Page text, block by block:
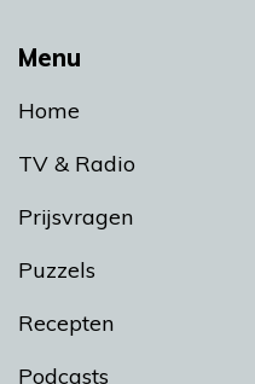
Menu
Home
TV & Radio
Prijsvragen
Puzzels
Recepten
Podcasts